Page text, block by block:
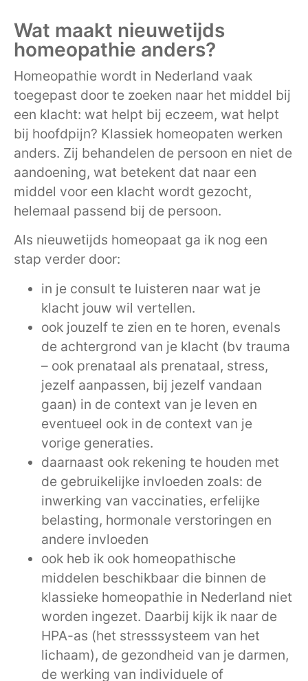
Wat maakt nieuwetijds
homeopathie anders?
Homeopathie wordt in Nederland vaak
toegepast door te zoeken naar het middel bij
een klacht: wat helpt bij eczeem, wat helpt
bij hoofdpijn? Klassiek homeopaten werken
anders. Zij behandelen de persoon en niet de
aandoening, wat betekent dat naar een
middel voor een klacht wordt gezocht,
helemaal passend bij de persoon.
Als nieuwetijds homeopaat ga ik nog een
stap verder door:
in je consult te luisteren naar wat je
klacht jouw wil vertellen.
ook jouzelf te zien en te horen, evenals
de achtergrond van je klacht (bv trauma
– ook prenataal als prenataal, stress,
jezelf aanpassen, bij jezelf vandaan
gaan) in de context van je leven en
eventueel ook in de context van je
vorige generaties.
daarnaast ook rekening te houden met
de gebruikelijke invloeden zoals: de
inwerking van vaccinaties, erfelijke
belasting, hormonale verstoringen en
andere invloeden
ook heb ik ook homeopathische
middelen beschikbaar die binnen de
klassieke homeopathie in Nederland niet
worden ingezet. Daarbij kijk ik naar de
HPA-as (het stresssysteem van het
lichaam), de gezondheid van je darmen,
de werking van individuele of